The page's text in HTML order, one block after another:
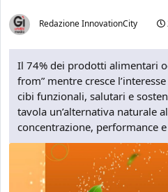
Redazione InnovationCity
Il 74% dei prodotti alimentari
from” mentre cresce
cibi funzionali, salutari e
tavola un’alternativa naturale
concentrazione, performance